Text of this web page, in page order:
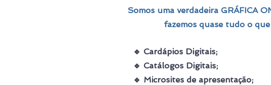
Somos uma verdadeira GRÁFICA
fazemos quase tudo o
🔹 Cardápios Digitais;
🔹 Catálogos Digitais;
🔹 Microsites de apresentação;